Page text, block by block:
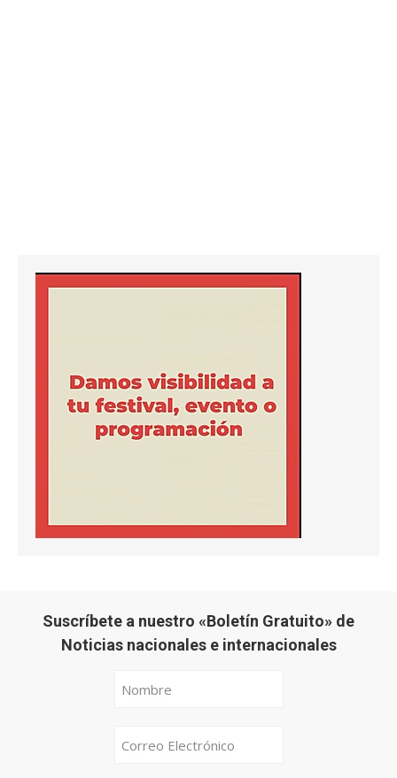
Suscríbete a nuestro «Boletín Gratuito» de
Noticias nacionales e internacionales